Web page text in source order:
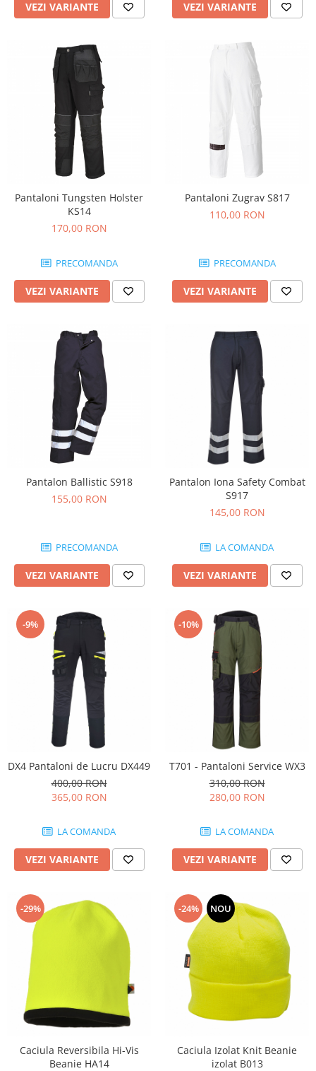
VEZI VARIANTE VEZI VARIANTE
Pantaloni Tungsten Holster
KS14
170,00 RON
PRECOMANDA
VEZI VARIANTE
Pantaloni Zugrav S817
110,00 RON
PRECOMANDA
VEZI VARIANTE
Pantalon Ballistic S918
155,00 RON
PRECOMANDA
VEZI VARIANTE
Pantalon Iona Safety Combat
S917
145,00 RON
LA COMANDA
VEZI VARIANTE
-9%
DX4 Pantaloni de Lucru DX449
400,00 RON
365,00 RON
LA COMANDA
VEZI VARIANTE
-10%
T701 - Pantaloni Service WX3
310,00 RON
280,00 RON
LA COMANDA
VEZI VARIANTE
-29%
Caciula Reversibila Hi-Vis
Beanie HA14
-24% NOU
Caciula Izolat Knit Beanie
izolat B013